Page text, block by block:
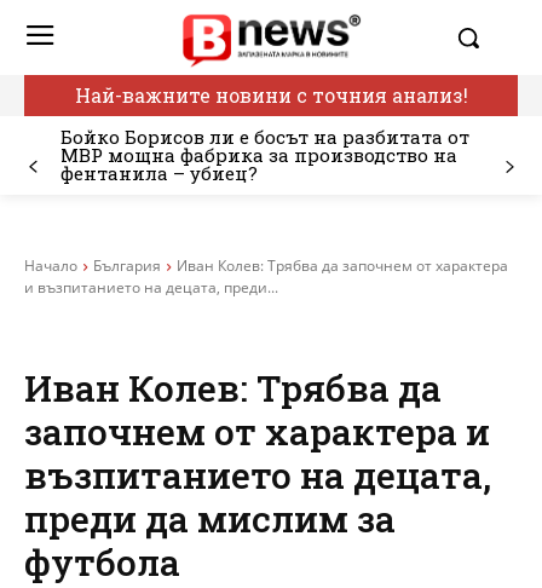
Най-важните новини с точния анализ!
Бойко Борисов ли е босът на разбитата от
МВР мощна фабрика за производство на
фентанила – убиец?
Начало България
Иван Колев: Трябва да започнем от характера
и възпитанието на децата, преди...
Иван Колев: Трябва да
започнем от характера и
възпитанието на децата,
преди да мислим за
футбола